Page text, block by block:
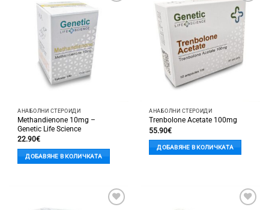
Добави
'Любими'
АНАБОЛНИ СТЕРОИДИ
Methandienone 10mg –
Genetic Life Science
22.90€
ДОБАВЯНЕ В КОЛИЧКАТА
Добави
в
'Любими'
АНАБОЛНИ СТЕРОИДИ
Trenbolone Acetate 100mg
55.90€
ДОБАВЯНЕ В КОЛИЧКАТА